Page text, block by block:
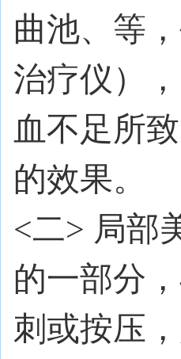
曲池、等
治疗仪），
血不足所
的效果
<二> 局部
的一部分
刺或按压